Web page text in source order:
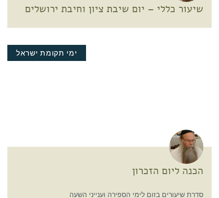
שיעור כללי – יום שיבת ציון וחיבת ירושלים
ימי תקומת ישראל
הכנה ליום הזכרון
סדרת שיעורים בזום לימי הספירה וענייני השעה